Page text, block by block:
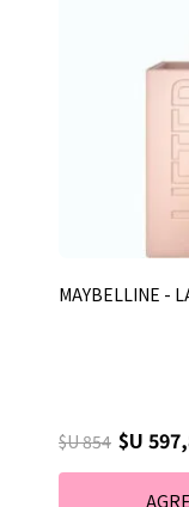
MAYBELLINE -
$U 854 $U